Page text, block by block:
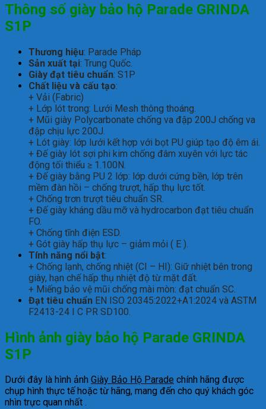
Thông số giày bảo hộ Parade GRINDA
S1P
Thương hiệu: Parade Pháp
Sản xuất tại: Trung Quốc.
Giày đạt tiêu chuẩn: S1P
Chất liệu và cấu tạo:
+ Vải (Fabric)
+ Lớp lót trong: Lưới Mesh thông thoáng.
+ Mũi giày Polycarbonate chống va đập 200J chống va
đập chịu lực 200J.
+ Lót giày: lớp lưới kết hợp với bọt PU giúp tạo độ êm ái.
+ Đế giày lót sợi phi kim chống đâm xuyên với lực tác
động tối thiểu ≥ 1.100N.
+ Đế giày bằng PU 2 lớp: lớp dưới cứng bền, lớp trên
mềm đàn hồi – chống trượt, hấp thụ lực tốt.
+ Chống trơn trượt tiêu chuẩn SR.
+ Đế giày kháng dầu mỡ và hydrocarbon đạt tiêu chuẩn
FO.
+ Chống tĩnh điện ESD.
+ Gót giày hấp thụ lực – giảm mỏi ( E ).
Tính năng nổi bật:
+ Chống lạnh, chống nhiệt (CI – HI): Giữ nhiệt bên trong
giày, hạn chế hấp thụ nhiệt độ từ mặt đất.
+ Miếng bảo vệ mũi chống mài mòn: đạt chuẩn SC.
Đạt tiêu chuẩn EN ISO 20345:2022+A1:2024 và ASTM
F2413-24 I C PR SD100.
Hình ảnh giày bảo hộ Parade GRINDA
S1P
Dưới đây là hình ảnh Giày Bảo Hộ Parade chính hãng được
chụp hình thực tế hoặc từ hãng, mang đến cho quý khách góc
nhìn trực quan nhất .